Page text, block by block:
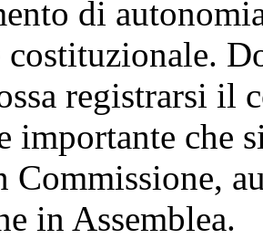
di
costituzionale.
registrarsi il
importante che
in Assemblea.